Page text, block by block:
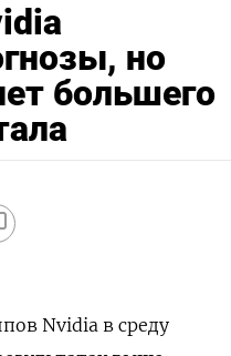
но
большего
Nvidia в среду